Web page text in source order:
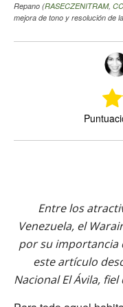
Repano (RASECZENITRAM,
mejora de tono y resolución de
Entre los
Venezuela, el
por su importancia
este artículo
Nacional El Ávila,